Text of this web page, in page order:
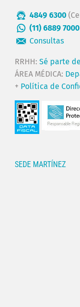
4849 6300
(11) 6889 7000
Consultas
RRHH: Sé parte
ÁREA MÉDICA:
+ Política de
SEDE MARTÍNEZ